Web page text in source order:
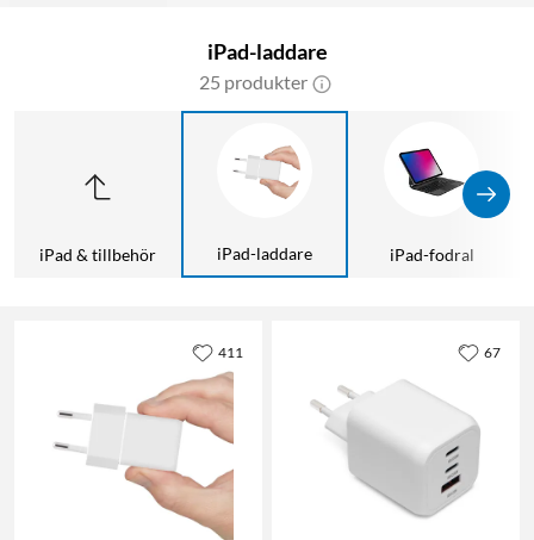
iPad-laddare
25 produkter
iPad & tillbehör iPad-laddare iPad-fodral
411 67